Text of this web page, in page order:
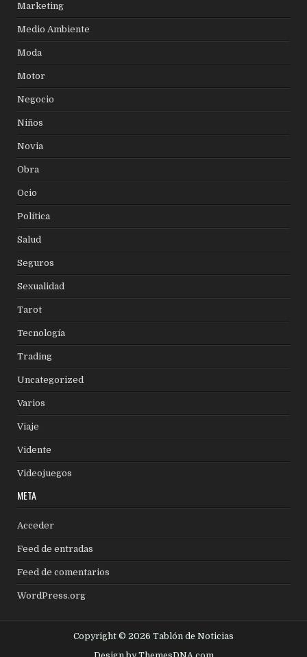
Marketing
Medio Ambiente
Moda
Motor
Negocio
Niños
Novia
Obra
Ocio
Política
Salud
Seguros
Sexualidad
Tarot
Tecnología
Trading
Uncategorized
Varios
Viaje
Vidente
Videojuegos
META
Acceder
Feed de entradas
Feed de comentarios
WordPress.org
Copyright © 2026 Tablón de Noticias